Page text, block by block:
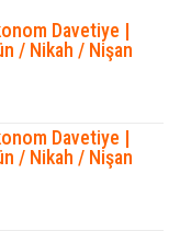
Davetiye |
/ Nikah / Nişan
Davetiye |
/ Nikah / Nişan